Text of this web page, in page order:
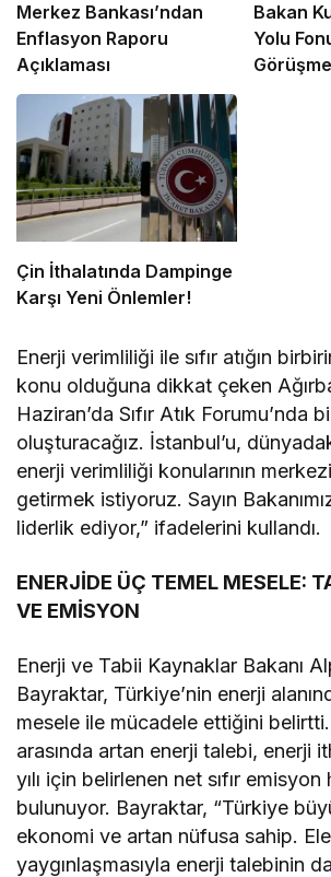
Merkez Bankası’ndan
Enflasyon Raporu
Açıklaması
Bakan
Yolu
Görüşme
Çin İthalatında Dampinge
Karşı Yeni Önlemler!
Enerji verimliliği ile sıfır atığın
konu olduğuna dikkat çeken
Haziran’da Sıfır Atık Forumu’nda
oluşturacağız. İstanbul’u,
enerji verimliliği konularının
getirmek istiyoruz. Sayın
liderlik ediyor,” ifadelerini kullandı.
ENERJİDE ÜÇ TEMEL MESELE:
VE EMİSYON
Enerji ve Tabii Kaynaklar Bakanı
Bayraktar, Türkiye’nin enerji
mesele ile mücadele ettiğini
arasında artan enerji talebi, enerji
yılı için belirlenen net sıfır emisyon
bulunuyor. Bayraktar, “Türkiye
ekonomi ve artan nüfusa sahip.
yaygınlaşmasıyla enerji talebinin